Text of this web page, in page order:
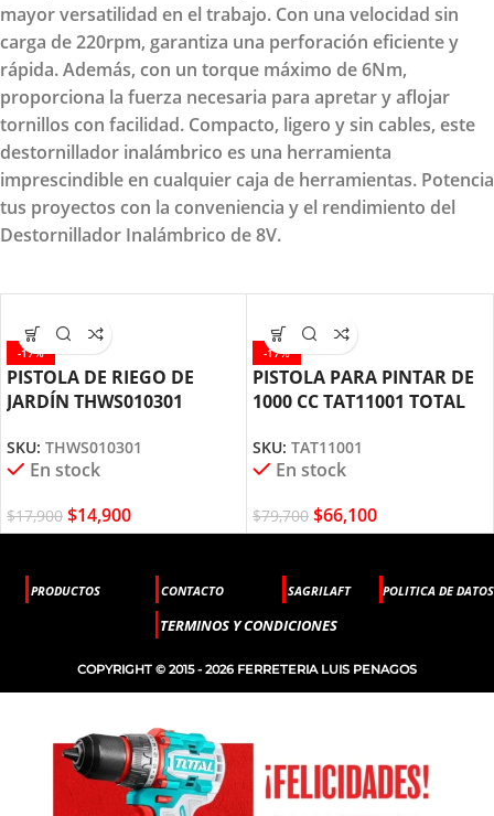
mayor versatilidad en el trabajo. Con una velocidad sin
carga de 220rpm, garantiza una perforación eficiente y
rápida. Además, con un torque máximo de 6Nm,
proporciona la fuerza necesaria para apretar y aflojar
tornillos con facilidad. Compacto, ligero y sin cables, este
destornillador inalámbrico es una herramienta
imprescindible en cualquier caja de herramientas. Potencia
tus proyectos con la conveniencia y el rendimiento del
Destornillador Inalámbrico de 8V.
-17%
PISTOLA DE RIEGO DE
JARDÍN THWS010301
SKU: THWS010301
En stock
$17,900 $14,900
-17%
PISTOLA PARA PINTAR DE
1000 CC TAT11001 TOTAL
SKU: TAT11001
En stock
$79,700 $66,100
PRODUCTOS CONTACTO SAGRILAFT POLITICA DE DATOS
TERMINOS Y CONDICIONES
COPYRIGHT © 2015 - 2026 FERRETERIA LUIS PENAGOS